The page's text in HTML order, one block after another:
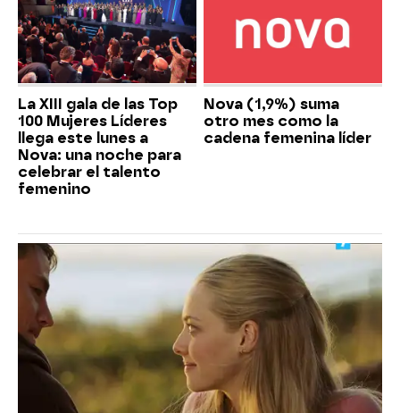
La XIII gala de las Top
100 Mujeres Líderes
llega este lunes a
Nova: una noche para
celebrar el talento
femenino
Nova (1,9%) suma
otro mes como la
cadena femenina líder